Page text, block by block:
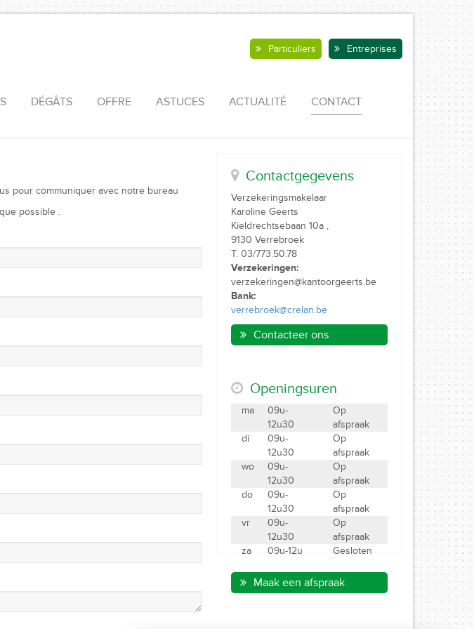
Particuliers Entreprises
DÉGÂTS OFFRE ASTUCES ACTUALITÉ CONTACT
pour communiquer avec notre bureau
possible .
Contactgegevens
Verzekeringsmakelaar
Karoline Geerts
Kieldrechtsebaan 10a ,
9130 Verrebroek
T. 03/773.50.78
Verzekeringen:
verzekeringen@kantoorgeerts.be
Bank:
verrebroek@crelan.be
Contacteer ons
Openingsuren
ma
09u-
12u30
Op
afspraak
di
09u-
12u30
Op
afspraak
wo
09u-
12u30
Op
afspraak
do
09u-
12u30
Op
afspraak
vr
09u-
12u30
Op
afspraak
za
09u-12u Gesloten
Maak een afspraak